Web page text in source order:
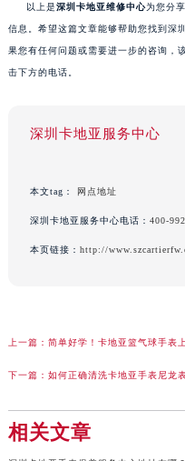
以上是深圳卡地亚维修中心为您分
信息。希望这篇文章能够帮助您找到深
果您有任何问题或需要进一步的咨询，
击下方的电话。
深圳卡地亚服务中心
本文tag： 网点地址
深圳卡地亚服务中心电话： 400-
本页链接： http://
上一篇： 简单好学！卡地亚篮气球手表
下一篇： 如何正确清洗卡地亚手表尼龙
相关文章